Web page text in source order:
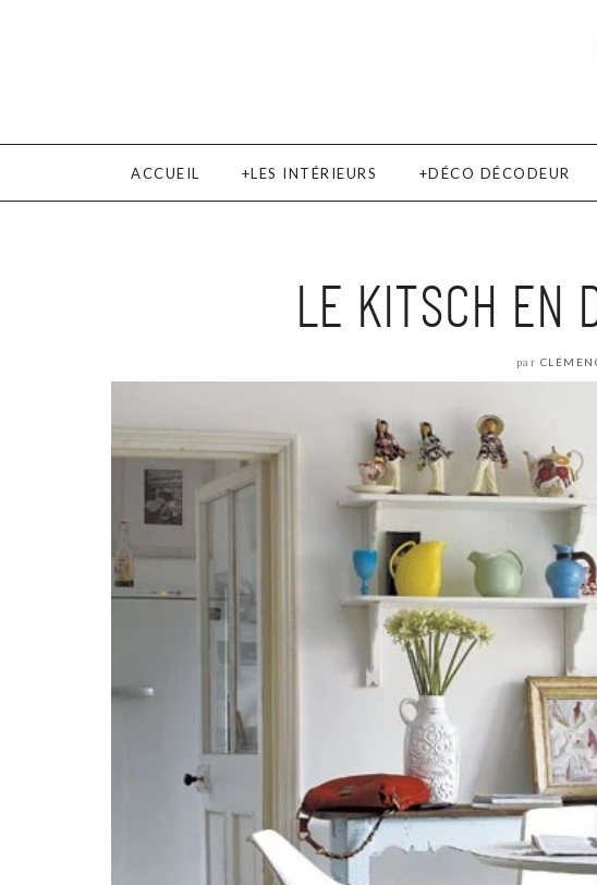
ACCUEIL LES INTÉRIEURS DÉCO DÉCODEUR
LE KITSCH EN
par